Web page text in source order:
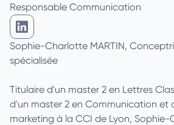
Responsable Communication
Charlotte Martin sur Linkedin
Sophie-Charlotte MARTIN,
spécialisée
Titulaire d'un master 2 en Lettres
d'un master 2 en Communication et
marketing à la CCI de Lyon,